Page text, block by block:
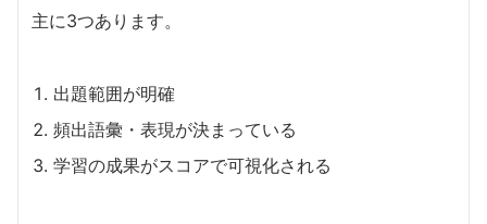
主に3つあります。
出題範囲が明確
頻出語彙・表現が決まっている
学習の成果がスコアで可視化される